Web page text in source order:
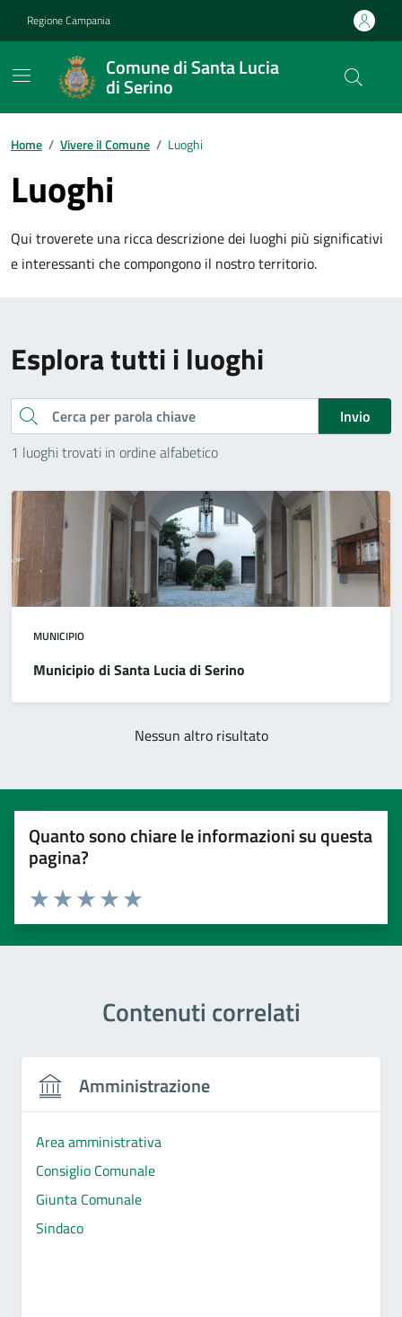
Regione Campania
Comune di Santa Lucia
di Serino
Home / Vivere il Comune / Luoghi
Luoghi
Qui troverete una ricca descrizione dei luoghi più significativi
e interessanti che compongono il nostro territorio.
Esplora tutti i luoghi
Cerca
Invio
1 luoghi trovati in ordine alfabetico
MUNICIPIO
Municipio di Santa Lucia di Serino
Nessun altro risultato
Quanto sono chiare le informazioni su questa
pagina?
Valuta 5 stelle su 5
Valuta 4 stelle su 5
Valuta 3 stelle su 5
Valuta 2 stelle su 5
Valuta 1 stelle su 5
Contenuti correlati
Amministrazione
Area amministrativa
Consiglio Comunale
Giunta Comunale
Sindaco